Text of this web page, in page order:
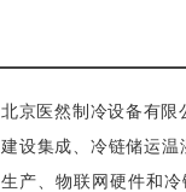
北京医然制冷设备有限
建设集成、冷链储运
生产、物联网硬件和